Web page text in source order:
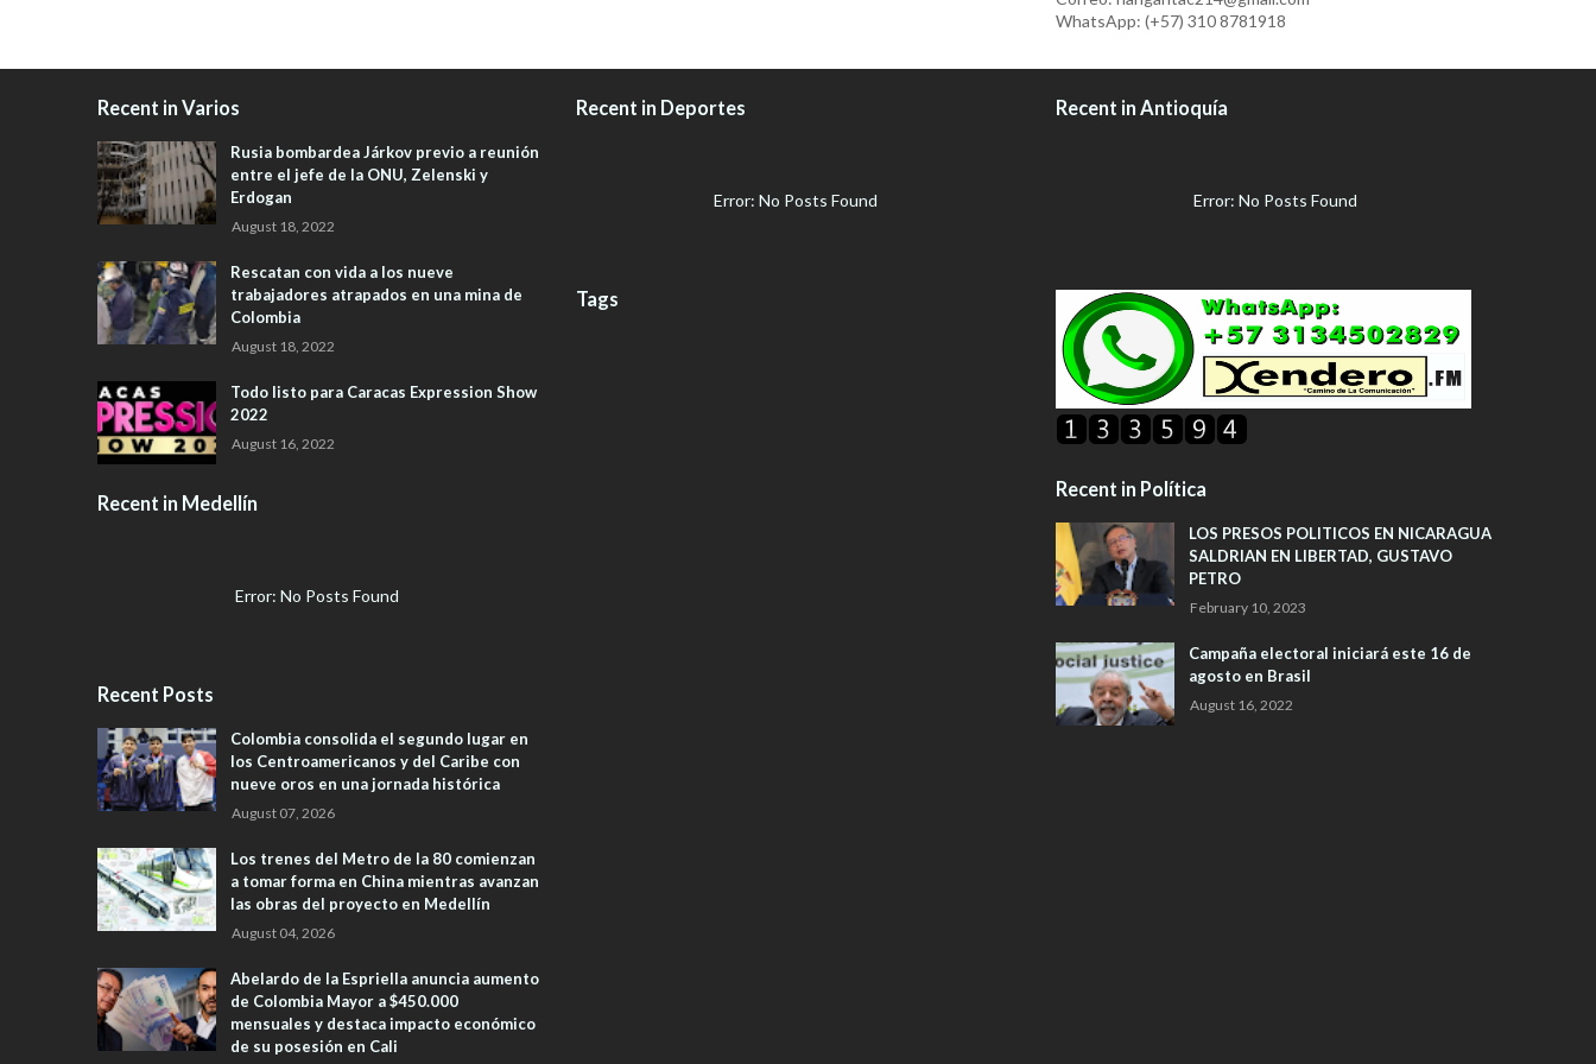
WhatsApp: (+57) 310 8781918
Recent in Varios
Rusia bombardea Járkov previo a reunión
entre el jefe de la ONU, Zelenski y
Erdogan
August 18, 2022
Rescatan con vida a los nueve
trabajadores atrapados en una mina de
Colombia
August 18, 2022
Todo listo para Caracas Expression Show
2022
August 16, 2022
Recent in Medellín
Error: No Posts Found
Recent Posts
Colombia consolida el segundo lugar en
los Centroamericanos y del Caribe con
nueve oros en una jornada histórica
August 07, 2026
Los trenes del Metro de la 80 comienzan
a tomar forma en China mientras avanzan
las obras del proyecto en Medellín
August 04, 2026
Abelardo de la Espriella anuncia aumento
de Colombia Mayor a $450.000
mensuales y destaca impacto económico
de su posesión en Cali
Recent in Deportes
Error: No Posts Found
Tags
Recent in Antioquía
Error: No Posts Found
Recent in Política
LOS PRESOS POLITICOS EN NICARAGUA
SALDRIAN EN LIBERTAD, GUSTAVO
PETRO
February 10, 2023
Campaña electoral iniciará este 16 de
agosto en Brasil
August 16, 2022